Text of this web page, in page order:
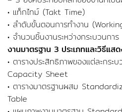
• แท็กไทม์ (Takt Time)
• ลำดับขั้นตอนการทำงาน
• จำนวนชิ้นงานระหว่างกระบวนก
งานมาตรฐาน 3 ประเภทและวิธีแ
• ตารางประสิทธิภาพของแต่ละกร
Capacity Sheet
• ตารางมาตรฐานผสม
Table